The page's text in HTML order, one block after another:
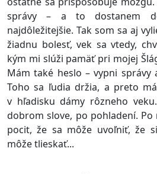
správy – a to dostanem
najdôležitejšie. Tak som sa aj
žiadnu bolesť, vek sa vtedy,
kým mi slúži pamäť pri mojej
Mám také heslo – vypni správy
Toho sa ľudia držia, a preto
v hľadisku dámy rôzneho
dobrom slove, po pohladení.
pocit, že sa môže uvoľniť, že
môže tlieskať...